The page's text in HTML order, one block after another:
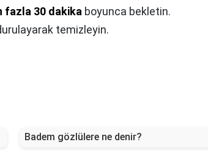
fazla 30 dakika boyunca bekletin.
temizleyin.
Badem gözlülere ne denir?